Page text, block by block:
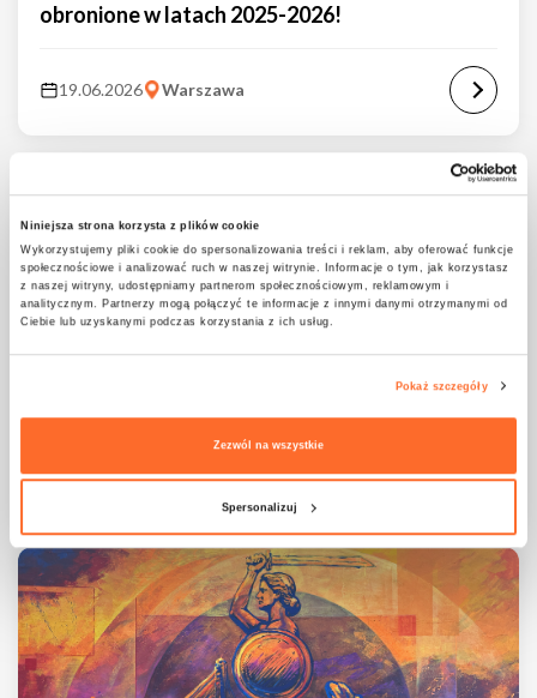
Niniejsza strona korzysta z plików cookie
Wykorzystujemy pliki cookie do spersonalizowania treści i reklam, aby oferować funkcje
społecznościowe i analizować ruch w naszej witrynie. Informacje o tym, jak korzystasz
z naszej witryny, udostępniamy partnerom społecznościowym, reklamowym i
analitycznym. Partnerzy mogą połączyć te informacje z innymi danymi otrzymanymi od
Ciebie lub uzyskanymi podczas korzystania z ich usług.
Pokaż szczegóły
Zezwól na wszystkie
Spersonalizuj
obronione w latach 2025-2026!
19.06.2026 Warszawa
18.06.2026 Warszawa